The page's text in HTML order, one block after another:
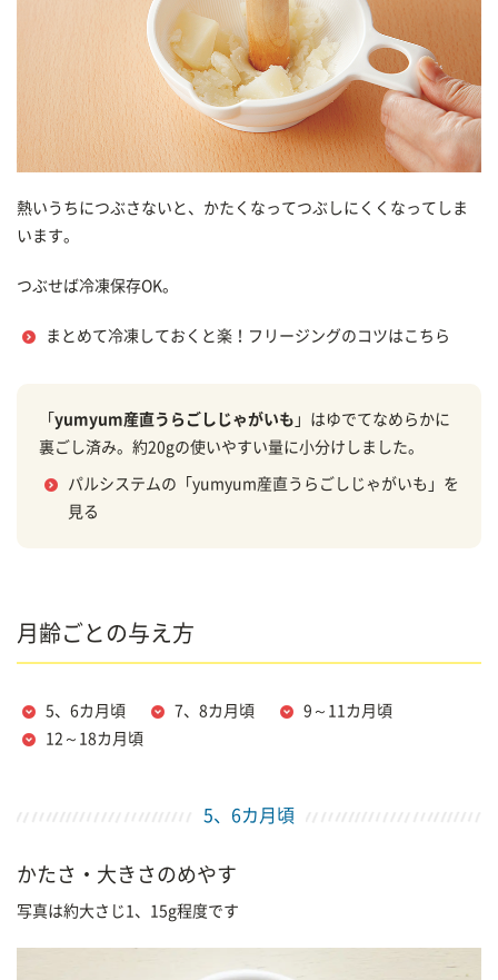
熱いうちにつぶさないと、かたくなってつぶしにくくなってしま
います。
つぶせば冷凍保存OK。
まとめて冷凍しておくと楽！フリージングのコツはこちら
「 yumyum産直うらごしじゃがいも 」はゆでてなめらかに
裏ごし済み。約20gの使いやすい量に小分けしました。
パルシステムの「yumyum産直うらごしじゃがいも」を
見る
月齢ごとの与え方
5、6カ月頃 7、8カ月頃
9～11カ月頃
12～18カ月頃
5、6カ月頃
かたさ・大きさのめやす
写真は約大さじ1、15g程度です